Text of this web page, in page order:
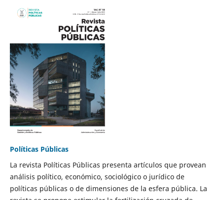
Políticas Públicas
La revista Políticas Públicas presenta artículos que provean
análisis político, económico, sociológico o jurídico de
políticas públicas o de dimensiones de la esfera pública. La